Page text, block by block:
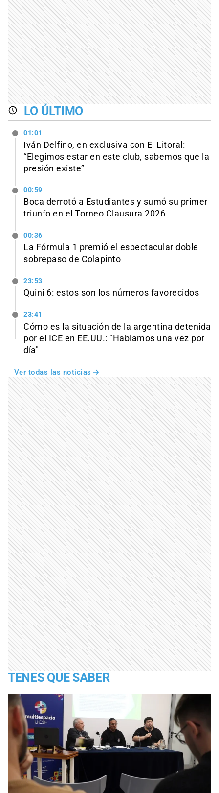
LO ÚLTIMO
01:01
Iván Delfino, en exclusiva con El Litoral:
“Elegimos estar en este club, sabemos que la
presión existe”
00:59
Boca derrotó a Estudiantes y sumó su primer
triunfo en el Torneo Clausura 2026
00:36
La Fórmula 1 premió el espectacular doble
sobrepaso de Colapinto
23:53
Quini 6: estos son los números favorecidos
23:41
Cómo es la situación de la argentina detenida
por el ICE en EE.UU.: "Hablamos una vez por
día"
Ver todas las noticias
TENES QUE SABER